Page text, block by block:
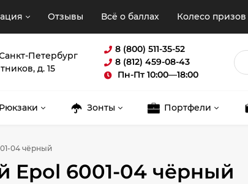
Отзывы Всё о баллах Колесо призов
Петербург
д. 15
8 (800) 511-35-52
8 (812) 459-08-43
Пн-Пт 10:00—18:00
Рюкзаки Зонты Портфели
04 чёрный
Epol 6001-04 чёрный